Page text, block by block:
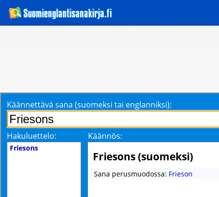
Käännettävä sana (suomeksi tai englanniksi):
Hakuluettelo: Käännös:
Friesons
Friesons (suomeksi)
Sana perusmuodossa: Frieson